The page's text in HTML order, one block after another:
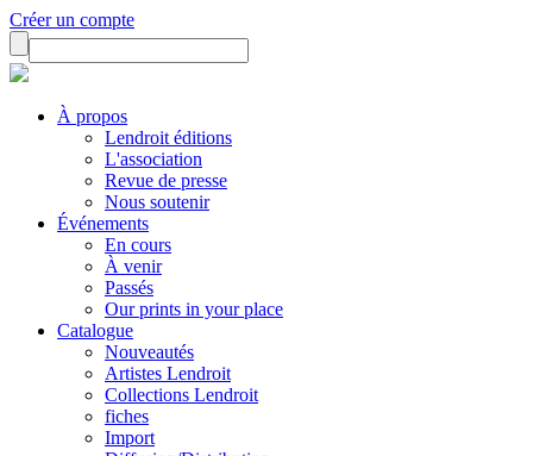
Créer un compte
À propos
Lendroit éditions
L'association
Revue de presse
Nous soutenir
Événements
En cours
À venir
Passés
Our prints in your place
Catalogue
Nouveautés
Artistes Lendroit
Collections Lendroit
fiches
Import